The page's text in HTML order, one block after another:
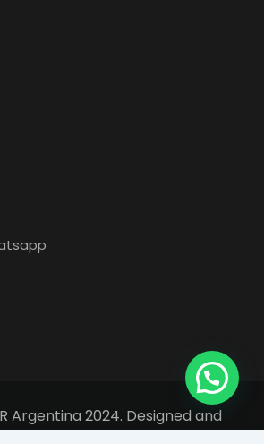
Argentina 2024. Designed and